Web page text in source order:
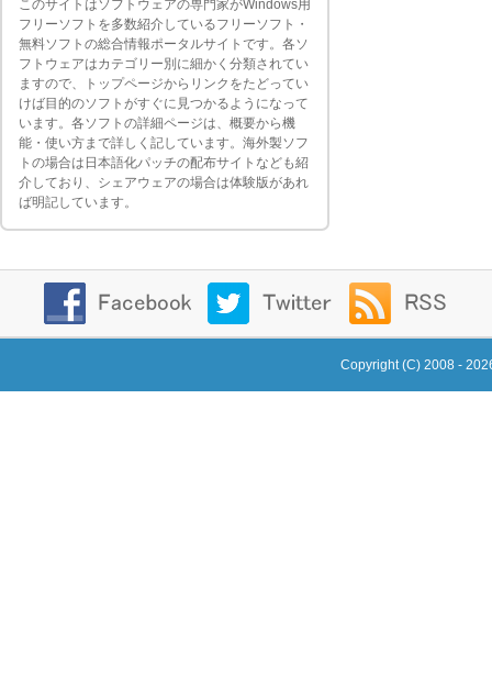
このサイトはソフトウェアの専門家がWindows用
フリーソフトを多数紹介しているフリーソフト・
無料ソフトの総合情報ポータルサイトです。各ソ
フトウェアはカテゴリー別に細かく分類されてい
ますので、トップページからリンクをたどってい
けば目的のソフトがすぐに見つかるようになって
います。各ソフトの詳細ページは、概要から機
能・使い方まで詳しく記しています。海外製ソフ
トの場合は日本語化パッチの配布サイトなども紹
介しており、シェアウェアの場合は体験版があれ
ば明記しています。
Copyright (C) 2008 -